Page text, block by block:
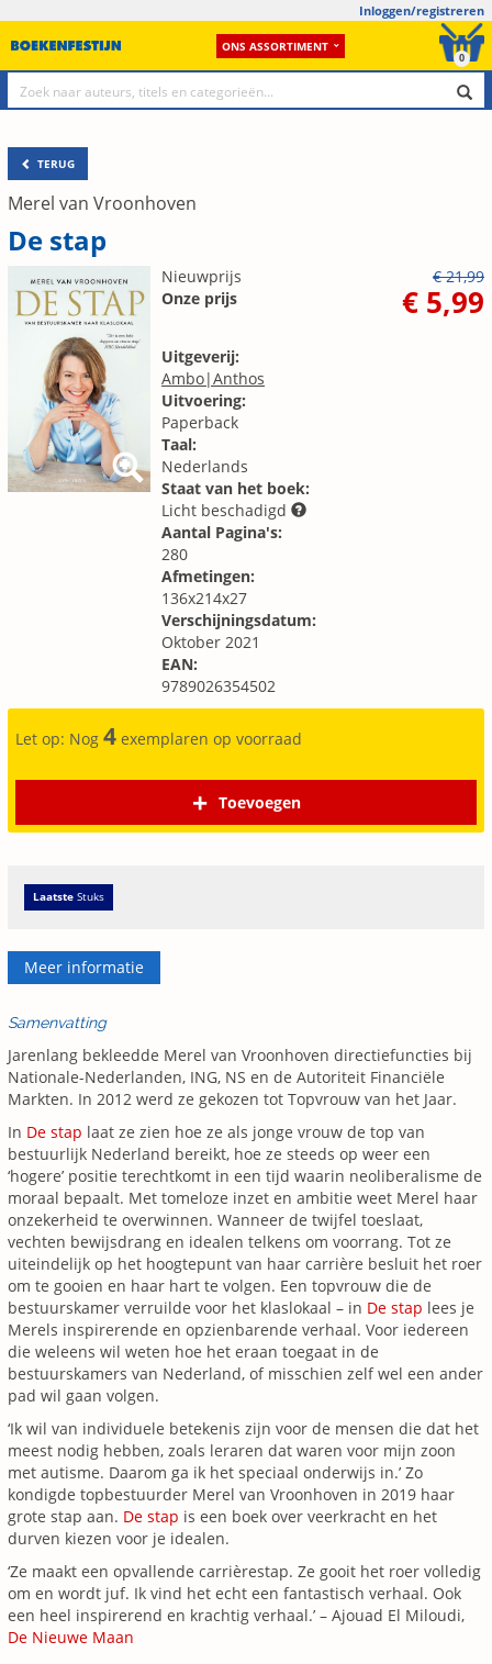
Inloggen/registreren
ONS ASSORTIMENT
0
TERUG
Merel van Vroonhoven
De stap
Nieuwprijs
€ 21,99
Onze prijs
€ 5,99
Uitgeverij:
Ambo|Anthos
Uitvoering:
Paperback
Taal:
Nederlands
Staat van het boek:
Licht beschadigd
Aantal Pagina's:
280
Afmetingen:
136x214x27
Verschijningsdatum:
Oktober 2021
EAN:
9789026354502
Let op: Nog 4 exemplaren op voorraad
Toevoegen
Laatste Stuks
Meer informatie
Samenvatting
Jarenlang bekleedde Merel van Vroonhoven directiefuncties bij
Nationale-Nederlanden, ING, NS en de Autoriteit Financiële
Markten. In 2012 werd ze gekozen tot Topvrouw van het Jaar.
In De stap laat ze zien hoe ze als jonge vrouw de top van
bestuurlijk Nederland bereikt, hoe ze steeds op weer een
‘hogere’ positie terechtkomt in een tijd waarin neoliberalisme de
moraal bepaalt. Met tomeloze inzet en ambitie weet Merel haar
onzekerheid te overwinnen. Wanneer de twijfel toeslaat,
vechten bewijsdrang en idealen telkens om voorrang. Tot ze
uiteindelijk op het hoogtepunt van haar carrière besluit het roer
om te gooien en haar hart te volgen. Een topvrouw die de
bestuurskamer verruilde voor het klaslokaal – in De stap lees je
Merels inspirerende en opzienbarende verhaal. Voor iedereen
die weleens wil weten hoe het eraan toegaat in de
bestuurskamers van Nederland, of misschien zelf wel een ander
pad wil gaan volgen.
‘Ik wil van individuele betekenis zijn voor de mensen die dat het
meest nodig hebben, zoals leraren dat waren voor mijn zoon
met autisme. Daarom ga ik het speciaal onderwijs in.’ Zo
kondigde topbestuurder Merel van Vroonhoven in 2019 haar
grote stap aan. De stap is een boek over veerkracht en het
durven kiezen voor je idealen.
‘Ze maakt een opvallende carrièrestap. Ze gooit het roer volledig
om en wordt juf. Ik vind het echt een fantastisch verhaal. Ook
een heel inspirerend en krachtig verhaal.’ – Ajouad El Miloudi,
De Nieuwe Maan